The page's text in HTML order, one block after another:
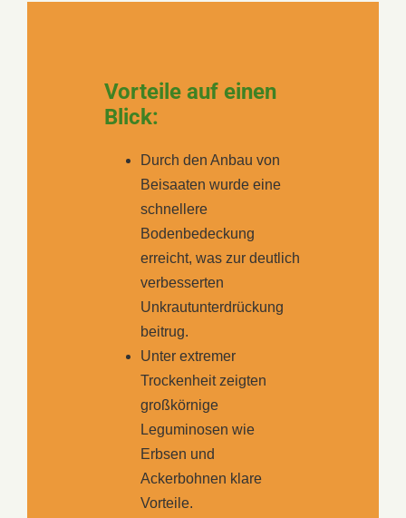
Vorteile auf einen
Blick:
Durch den Anbau von
Beisaaten wurde eine
schnellere
Bodenbedeckung
erreicht, was zur deutlich
verbesserten
Unkrautunterdrückung
beitrug.
Unter extremer
Trockenheit zeigten
großkörnige
Leguminosen wie
Erbsen und
Ackerbohnen klare
Vorteile.